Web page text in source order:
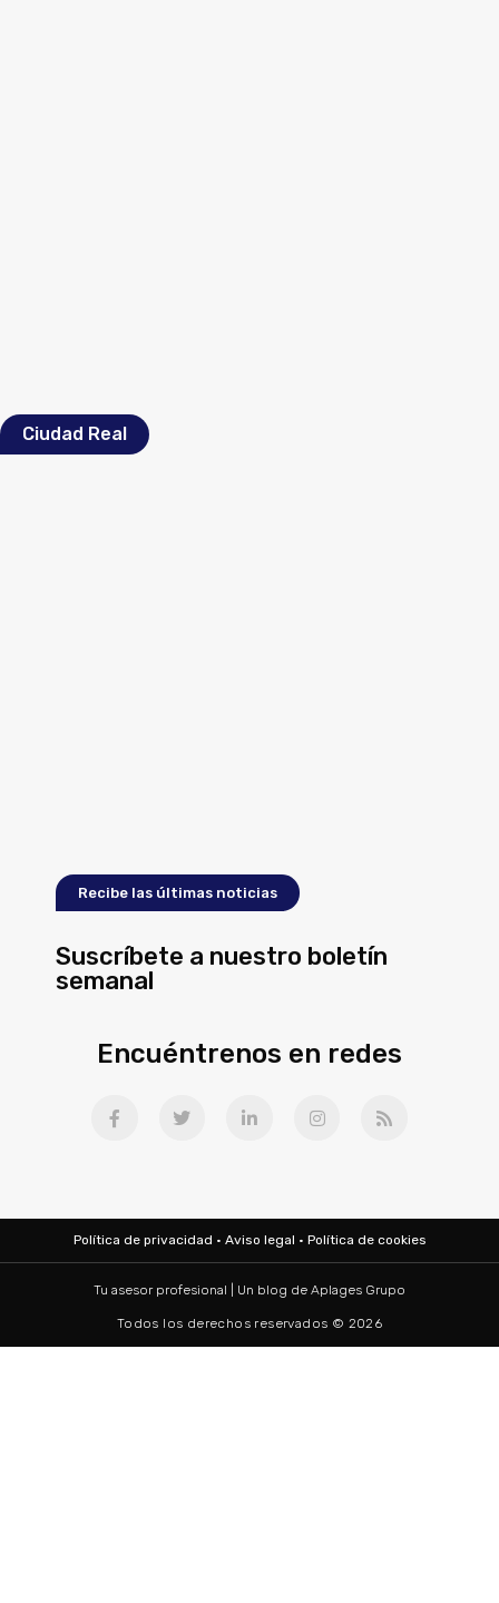
Ciudad Real
Recibe las últimas noticias
Suscríbete a nuestro boletín
semanal
Encuéntrenos en redes
Política de privacidad · Aviso legal · Política de cookies
Tu asesor profesional | Un blog de Aplages Grupo
Todos los derechos reservados © 2026